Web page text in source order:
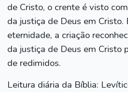
de Cristo, o crente é visto
da justiça de Deus em Cristo.
eternidade, a criação
da justiça de Deus em Cristo
de redimidos.
Leitura diária da Bíblia: